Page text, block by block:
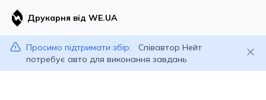
Друкарня від WE.UA
Просимо підтримати збір:
Співавтор Нейт
потребує авто для виконання завдань